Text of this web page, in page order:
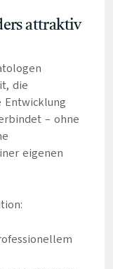
attraktiv
die
Entwicklung
– ohne
eigenen